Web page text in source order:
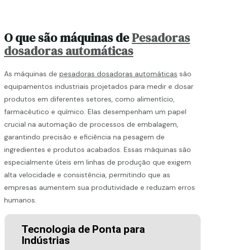
O que são máquinas dePesadoras
dosadoras automáticas
As máquinas de pesadoras dosadoras automáticas são
equipamentos industriais projetados para medir e dosar
produtos em diferentes setores, como alimentício,
farmacêutico e químico. Elas desempenham um papel
crucial na automação de processos de embalagem,
garantindo precisão e eficiência na pesagem de
ingredientes e produtos acabados. Essas máquinas são
especialmente úteis em linhas de produção que exigem
alta velocidade e consistência, permitindo que as
empresas aumentem sua produtividade e reduzam erros
humanos.
Tecnologia de Ponta para
Indústrias